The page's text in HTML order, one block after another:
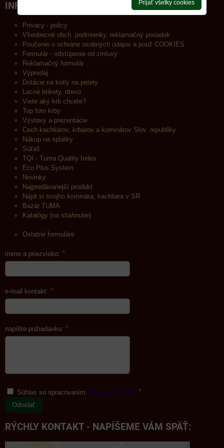
INFORMÁCIE
Privacy - policy
Všeobecné obch. podmienky, reklamačný poriadok
Poučenie o ochrane osobných údajov a použ.COOKIES
Formulár - odstúpenie od zmluvy
Reklamačný formulár
Výpredaj
Dotácie na kotly na pelety
Lacné brikety, drevo
Viete aký krb chcete?
Top foto krby
Výstavy a prezentácie
Cech kachliarov, krbárov a kominárov Slov. republiky
Nákup na splátky
Súťaž
TQI - Tuma Quality Index
Eco Plus System
Novinky
Najpredávanejší produkt
Nájdi si svojho kominára, kachliara v SR
Bazár TUMA
Katalógy (na stiahnutie)
Ostatné formuláre
meno a priezvisko: *
e-mail kontakt: *
napíšte požiadavku: *
Súhlas so spracovaním osobných údajov *
Odoslať
RÝCHLY KONTAKT - NAPÍŠEME VÁM SPÄŤ:
Prijať všetky cookies